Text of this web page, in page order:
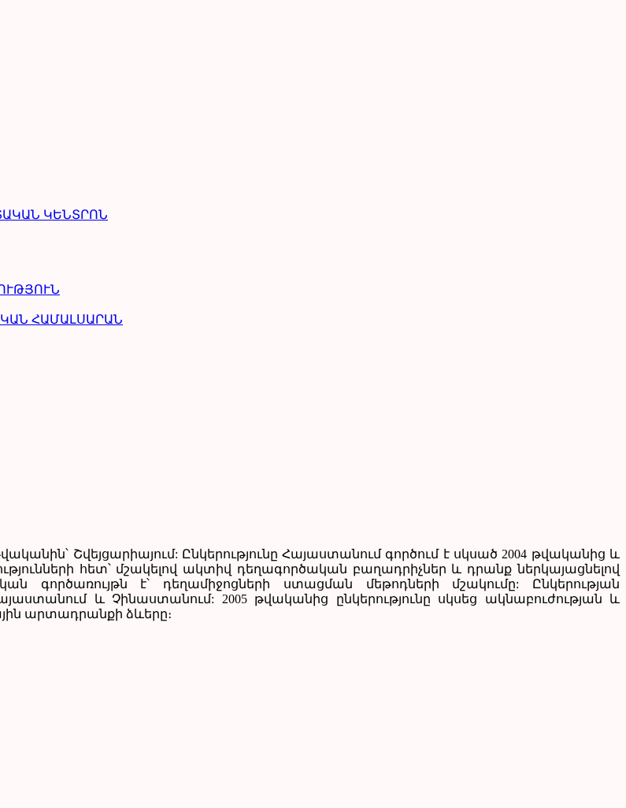
ԿԵՆՏՐՈՆ
ՀԱՄԱԼՍԱՐԱՆ
Շվեյցարիայում: Ընկերությունը Հայաստանում գործում է սկսած 2004 թվականից և
հետ՝ մշակելով ակտիվ դեղագործական բաղադրիչներ և դրանք ներկայացնելով
գործառույթն է՝ դեղամիջոցների ստացման մեթոդների մշակումը: Ընկերության
և Չինաստանում: 2005 թվականից ընկերությունը սկսեց ակնաբուժության և
արտադրանքի ձևերը։